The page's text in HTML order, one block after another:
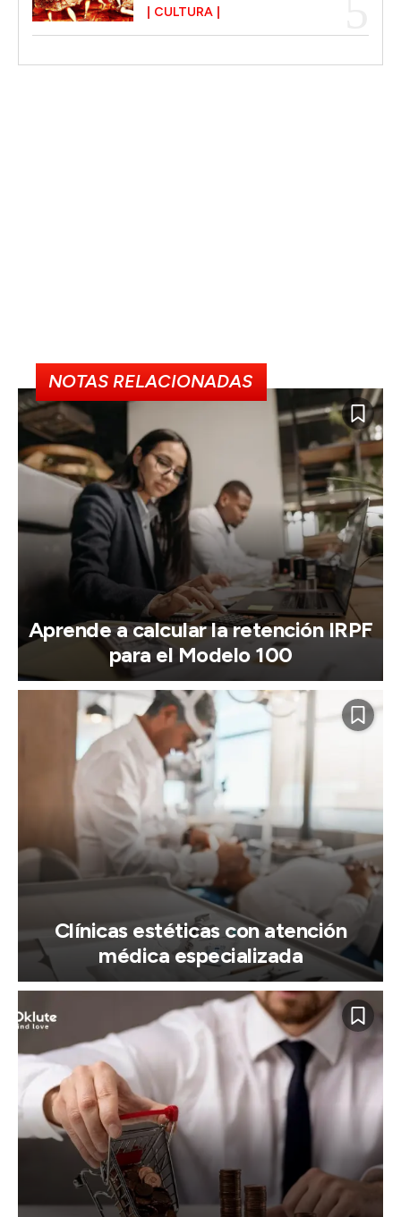
CULTURA
NOTAS RELACIONADAS
Aprende a calcular la retención IRPF
para el Modelo 100
Clínicas estéticas con atención
médica especializada